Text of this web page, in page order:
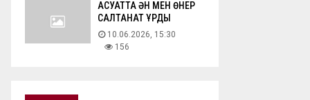
АҚСУАТТА ӘН МЕН ӨНЕР
САЛТАНАТ ҚҰРДЫ
10.06.2026, 15:30
156